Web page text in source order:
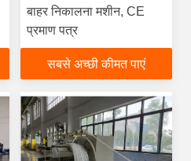
बाहर निकालना मशीन, CE
प्रमाण पत्र
सबसे अच्छी कीमत पाएं